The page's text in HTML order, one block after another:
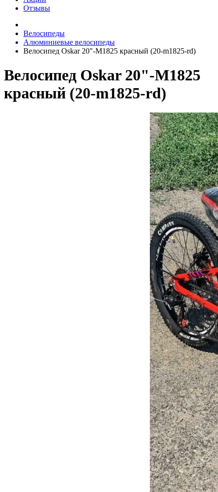
Отзывы
Велосипеды
Алюминиевые велосипеды
Велосипед Oskar 20"-M1825 красный (20-m1825-rd)
Велосипед Oskar 20"-M1825
красный (20-m1825-rd)